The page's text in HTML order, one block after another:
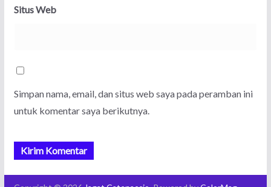
Situs Web
Simpan nama, email, dan situs web saya pada peramban ini
untuk komentar saya berikutnya.